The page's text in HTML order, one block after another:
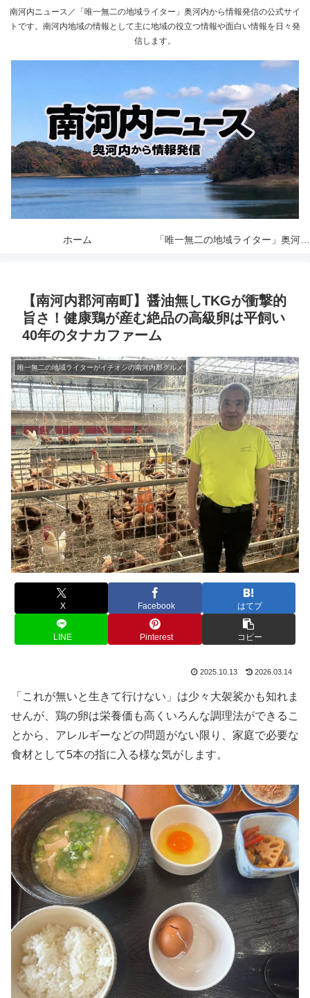
南河内ニュース／「唯一無二の地域ライター」奥河内から情報発信の公式サイ
トです。南河内地域の情報として主に地域の役立つ情報や面白い情報を日々発
信します。
ホーム
【南河内郡河南町】醤油無しTKGが衝撃的
旨さ！健康鶏が産む絶品の高級卵は平飼い
40年のタナカファーム
唯一無二の地域ライターがイチオシの南河内郡グルメ
X Facebook はてブ
LINE Pinterest コピー
2025.10.13 2026.03.14
「これが無いと生きて行けない」は少々大袈裟かも知れま
せんが、鶏の卵は栄養価も高くいろんな調理法ができるこ
とから、アレルギーなどの問題がない限り、家庭で必要な
食材として5本の指に入る様な気がします。